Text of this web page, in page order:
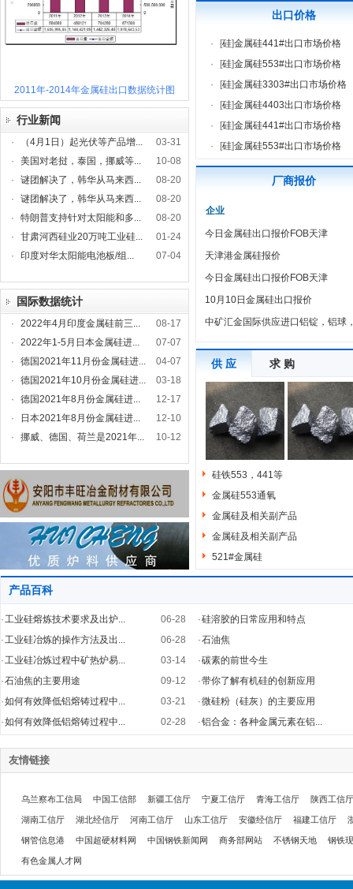
2011年-2014年金属硅出口数据统计图
行业新闻
· （4月1日）起光伏等产品增...
03-31
·
美国对老挝，泰国，挪威等...
10-08
·
谜团解决了，韩华从马来西...
08-20
·
谜团解决了，韩华从马来西...
08-20
·
特朗普支持针对太阳能和多...
08-20
·
甘肃河西硅业20万吨工业硅...
01-24
·
印度对华太阳能电池板/组... 07-04
国际数据统计
· 2022年4月印度金属硅前三...
08-17
·
2022年1-5月日本金属硅进...
07-07
·
德国2021年11月份金属硅进...
04-07
·
德国2021年10月份金属硅进...
03-18
·
德国2021年8月份金属硅进...
12-17
·
日本2021年8月份金属硅进...
12-10
·
挪威、德国、荷兰是2021年... 10-12
出口价格
· [硅]金属硅441#出口市场价格
·
[硅]金属硅553#出口市场价格
·
[硅]金属硅3303#出口市场价格
·
[硅]金属硅4403出口市场价格
·
[硅]金属硅441#出口市场价格
·
[硅]金属硅553#出口市场价格
厂商报价
企业
今日金属硅出口报价FOB天津
天津港金属硅报价
今日金属硅出口报价FOB天津
10月10日金属硅出口报价
中矿汇金国际供应进口铝锭，铝球
供 应 求 购
硅铁553，441等
金属硅553通氧
金属硅及相关副产品
金属硅及相关副产品
521#金属硅
产品百科
·工业硅熔炼技术要求及出炉...
06-28
·工业硅冶炼的操作方法及出...
06-28
·工业硅冶炼过程中矿热炉易...
03-14
·石油焦的主要用途
09-12
·如何有效降低铝熔铸过程中...
03-21
·如何有效降低铝熔铸过程中... 02-28
·硅溶胶的日常应用和特点
·石油焦
·碳素的前世今生
·带你了解有机硅的创新应用
·微硅粉（硅灰）的主要应用
·铝合金：各种金属元素在铝...
友情链接
乌兰察布工信局 中国工信部 新疆工信厅 宁夏工信厅 青海工信厅 陕西工信厅
湖南工信厅 湖北经信厅 河南工信厅 山东工信厅 安徽经信厅 福建工信厅
钢管信息港 中国超硬材料网 中国钢铁新闻网 商务部网站 不锈钢天地 钢铁
有色金属人才网